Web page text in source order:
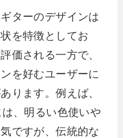
ターのデザインは
を特徴としてお
価される一方で、
を好むユーザーに
ります。例えば、
、明るい色使いや
ですが、伝統的な